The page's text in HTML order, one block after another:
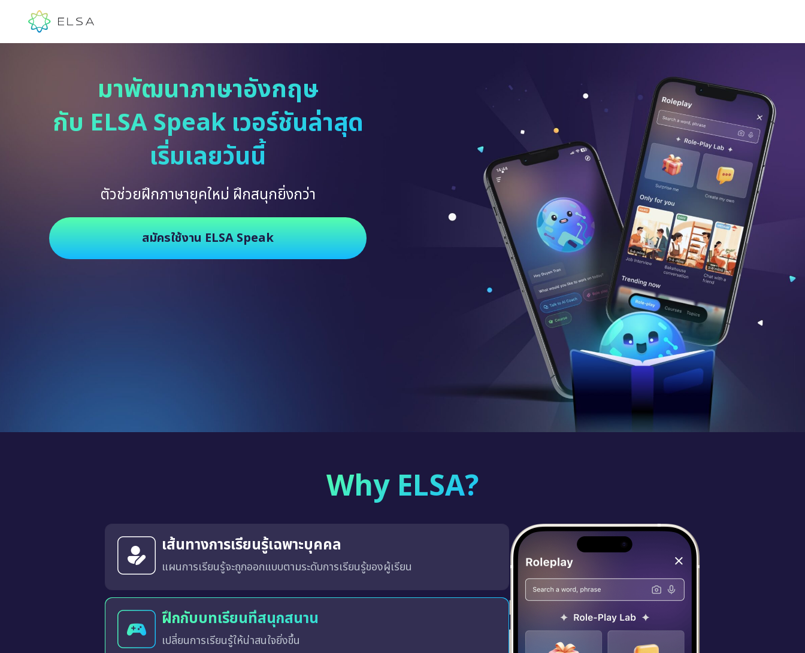
มาพัฒนาภาษาอังกฤษ
กับ ELSA Speak เวอร์ชันล่าสุด
เริ่มเลยวันนี้
ตัวช่วยฝึกภาษายุคใหม่ ฝึกสนุกยิ่งกว่า
สมัครใช้งาน ELSA Speak
Why ELSA?
เส้นทางการเรียนรู้เฉพาะบุคคล
แผนการเรียนรู้จะถูกออกแบบตามระดับการเรียนรู้ของผู้เรียน
ฝึกกับบทเรียนที่สนุกสนาน
เปลี่ยนการเรียนรู้ให้น่าสนใจยิ่งขึ้น